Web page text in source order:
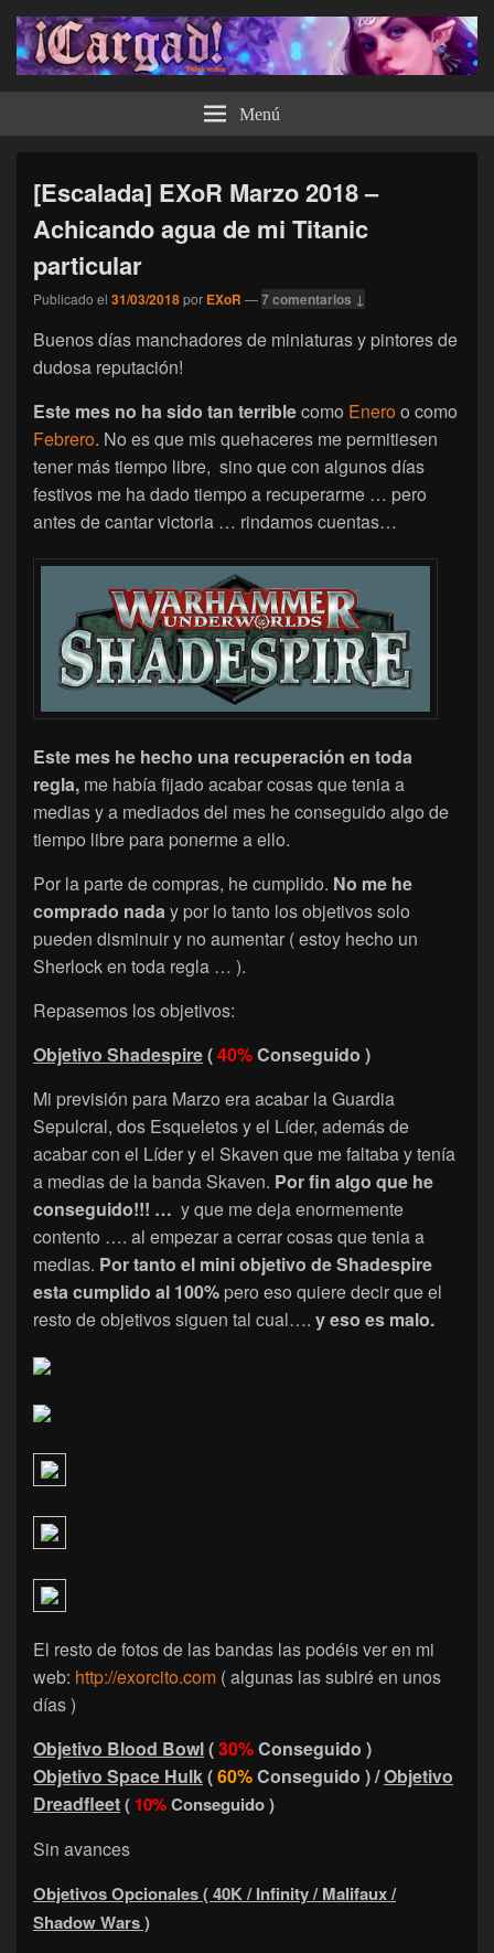
¡Cargad! Menú
[Escalada] EXoR Marzo 2018 –
Achicando agua de mi Titanic
particular
Publicado el 31/03/2018por EXoR —7 comentarios ↓
Buenos días manchadores de miniaturas y pintores de
dudosa reputación!
Este mes no ha sido tan terriblecomo Eneroo como
Febrero. No es que mis quehaceres me permitiesen
tener más tiempo libre, sino que con algunos días
festivos me ha dado tiempo a recuperarme … pero
antes de cantar victoria … rindamos cuentas…
Este mes he hecho una recuperación en toda
regla, me había fijado acabar cosas que tenia a
medias y a mediados del mes he conseguido algo de
tiempo libre para ponerme a ello.
Por la parte de compras, he cumplido. No me he
comprado naday por lo tanto los objetivos solo
pueden disminuir y no aumentar ( estoy hecho un
Sherlock en toda regla … ).
Repasemos los objetivos:
Objetivo Shadespire(40%Conseguido )
Mi previsión para Marzo era acabar la Guardia
Sepulcral, dos Esqueletos y el Líder, además de
acabar con el Líder y el Skaven que me faltaba y tenía
a medias de la banda Skaven. Por fin algo que he
conseguido!!! … y que me deja enormemente
contento …. al empezar a cerrar cosas que tenia a
medias. Por tanto el mini objetivo de Shadespire
esta cumplido al 100% pero eso quiere decir que el
resto de objetivos siguen tal cual…. y eso es malo.
El resto de fotos de las bandas las podéis ver en mi
web: http://exorcito.com ( algunas las subiré en unos
días )
Objetivo Blood Bowl(30%Conseguido )
Objetivo Space Hulk(60%Conseguido ) /Objetivo
Dreadfleet( 10%Conseguido )
Sin avances
Objetivos Opcionales ( 40K / Infinity / Malifaux /
Shadow Wars )